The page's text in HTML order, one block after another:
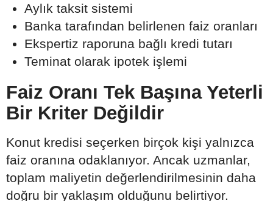
Aylık taksit sistemi
Banka tarafından belirlenen faiz oranları
Ekspertiz raporuna bağlı kredi tutarı
Teminat olarak ipotek işlemi
Faiz Oranı Tek Başına Yeterli
Bir Kriter Değildir
Konut kredisi seçerken birçok kişi yalnızca
faiz oranına odaklanıyor. Ancak uzmanlar,
toplam maliyetin değerlendirilmesinin daha
doğru bir yaklaşım olduğunu belirtiyor.